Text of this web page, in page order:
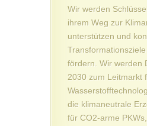
Wir werden
ihrem Weg zur
unterstützen und
fördern. Wir werden
2030 zum Leitmarkt
die klimaneutrale
für CO2-arme